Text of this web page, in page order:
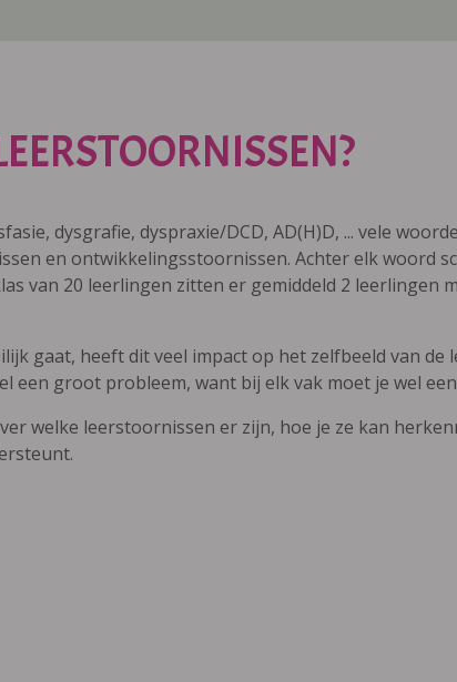
dysgrafie, dyspraxie/DCD, AD(H)D, ... vele
en ontwikkelingsstoornissen. Achter elk woord
van 20 leerlingen zitten er gemiddeld 2 leerlingen
gaat, heeft dit veel impact op het zelfbeeld van de
een groot probleem, want bij elk vak moet je wel
welke leerstoornissen er zijn, hoe je ze kan